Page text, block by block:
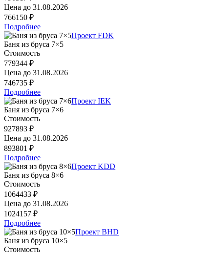
Цена до 31.08.2026
766150 ₽
Подробнее
Проект FDK
Баня из бруса 7×5
Стоимость
779344 ₽
Цена до 31.08.2026
746735 ₽
Подробнее
Проект IEK
Баня из бруса 7×6
Стоимость
927893 ₽
Цена до 31.08.2026
893801 ₽
Подробнее
Проект KDD
Баня из бруса 8×6
Стоимость
1064433 ₽
Цена до 31.08.2026
1024157 ₽
Подробнее
Проект BHD
Баня из бруса 10×5
Стоимость